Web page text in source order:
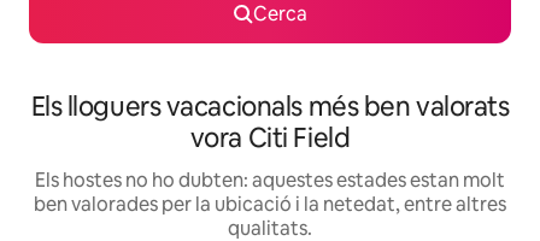
Cerca
Els lloguers vacacionals més ben valorats
vora Citi Field
Els hostes no ho dubten: aquestes estades estan molt
ben valorades per la ubicació i la netedat, entre altres
qualitats.